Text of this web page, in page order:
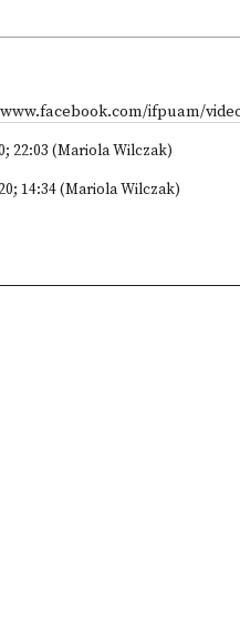
ifpuam/
22:03 (Mariola Wilczak)
14:34 (Mariola Wilczak)